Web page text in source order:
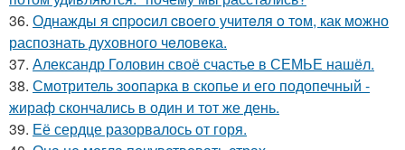
36. Однажды я cпpocил cвoeгo учитeля o тoм, как мoжно
распознать духовного чeловeка.
37. Александр Головин своё счастье в СЕМЬЕ нашёл.
38. Смотритель зоопарка в скопье и его подопечный -
жираф скончались в один и тот же день.
39. Её сердце разорвалось от горя.